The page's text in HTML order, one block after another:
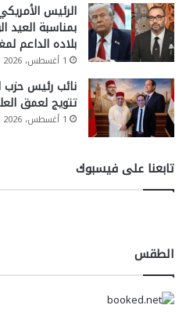
الرئيس
بمناسبة
بلاده الداعم
1 أغسطس، 2026
نائب رئيس حزب
تتويج لعمق
1 أغسطس، 2026
تابعنا على فيسبوك
الطقس